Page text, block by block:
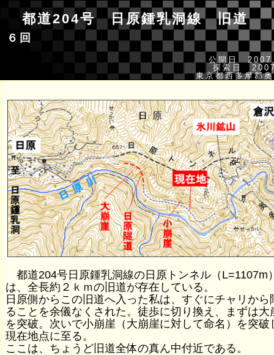
都道204号 日原鍾乳洞線 旧
６回
公開日
探索日
東京都西多摩郡
都道204号日原鍾乳洞線の日原トンネル（L=1107m
は、全長約２ｋｍの旧道が存在している。
日原側からこの旧道へ入った私は、すぐにチャリから
ることを余儀なくされた。徒歩に切り換え、まずは大
を突破。次いで小崩崖（大崩崖に対して命名）を突破
現在地点に至る。
ここは、ちょうど旧道全体の真ん中付近である。